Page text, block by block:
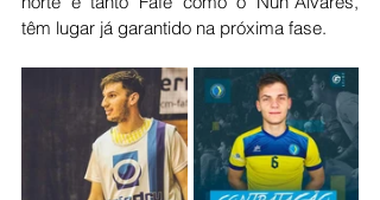
têm lugar já garantido na próxima fase.